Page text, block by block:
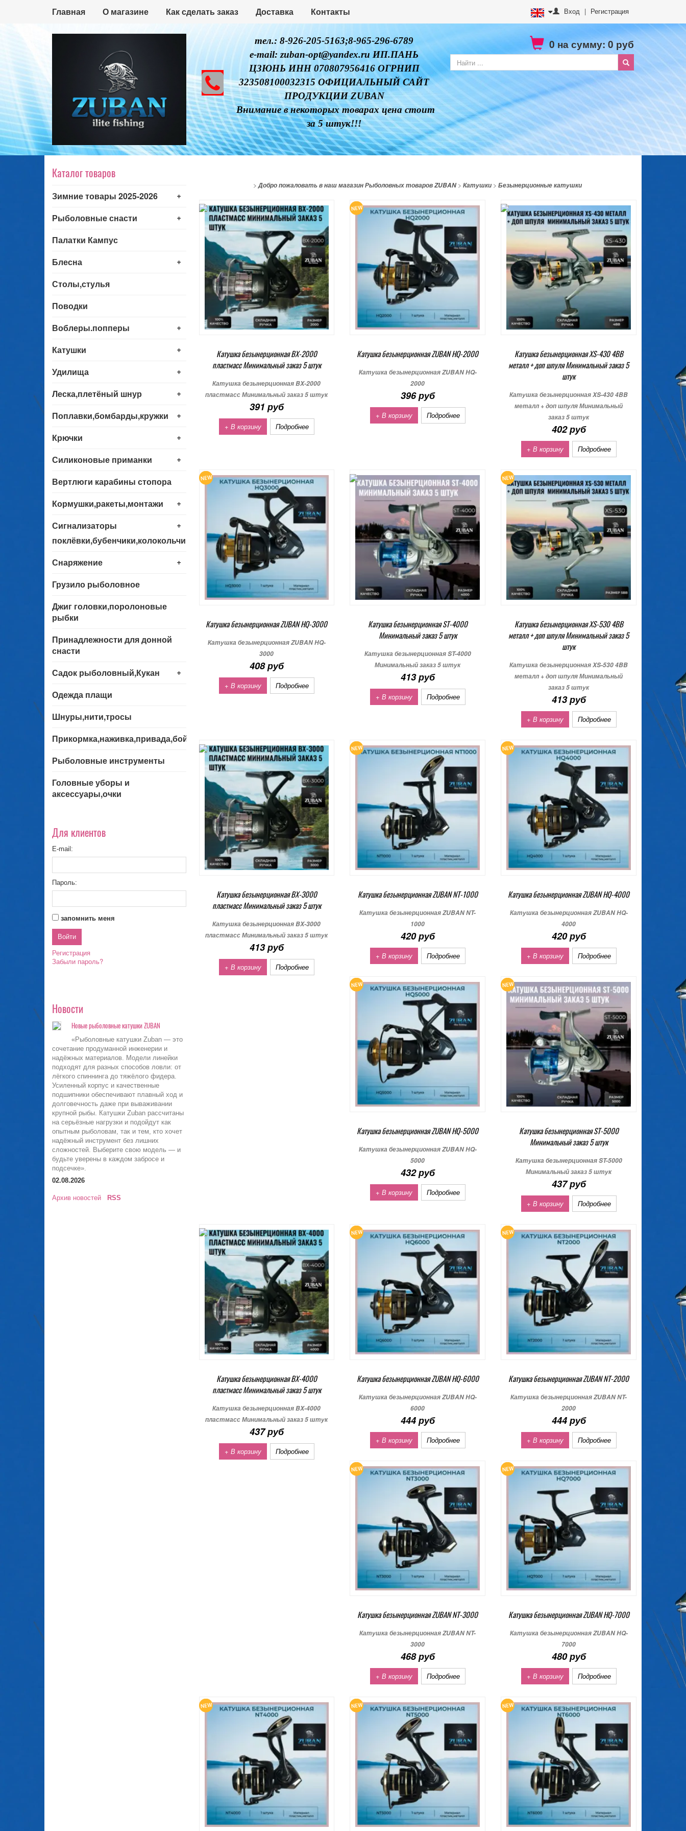
Вход | Регистрация
Главная О магазине Как сделать заказ Доставка Контакты
тел.: 8-926-205-5163;8-965-296-6789
e-mail: zuban-opt@yandex.ru ИП.ПАНЬ
ЦЗЮНЬ ИНН 070807956416 ОГРНИП
323508100032315 ОФИЦИАЛЬНЫЙ САЙТ
ПРОДУКЦИИ ZUBAN
Внимание в некоторых товарах цена стоит
за 5 штук!!!
0на сумму: 0 руб
Каталог товаров
+
Зимние товары 2025-2026
+
Рыболовные снасти
Палатки Кампус
+
Блесна
Столы,стулья
Поводки
+
Воблеры.попперы
+
Катушки
+
Удилища
+
Леска,плетёный шнур
+
Поплавки,бомбарды,кружки
+
Крючки
+
Силиконовые приманки
Вертлюги карабины стопора
+
Кормушки,ракеты,монтажи
+
Сигнализаторы
поклёвки,бубенчики,колокольчики
+
Снаряжение
Грузило рыболовное
Джиг головки,поролоновые
рыбки
Принадлежности для донной
снасти
+
Садок рыболовный,Кукан
Одежда плащи
Шнуры,нити,тросы
Прикормка,наживка,привада,бойла
Рыболовные инструменты
Головные уборы и
аксессуары,очки
Для клиентов
E-mail:
Пароль:
запомнить меня
Регистрация
Забыли пароль?
Новости
Новые рыболовные катушки ZUBAN
«Рыболовные катушки Zuban — это
сочетание продуманной инженерии и
надёжных материалов. Модели линейки
подходят для разных способов ловли: от
лёгкого спиннинга до тяжёлого фидера.
Усиленный корпус и качественные
подшипники обеспечивают плавный ход и
долговечность даже при вываживании
крупной рыбы. Катушки Zuban рассчитаны
на серьёзные нагрузки и подойдут как
опытным рыболовам, так и тем, кто хочет
надёжный инструмент без лишних
сложностей. Выберите свою модель — и
будьте уверены в каждом забросе и
подсечке».
02.08.2026
Архив новостей RSS
>Добро пожаловать в наш магазин Рыболовных товаров ZUBAN>Катушки >Безынерционные катушки
Катушка безынерционная BX-2000
пластмасс Минимальный заказ 5 штук
Катушка безынерционная BX-2000
пластмасс Минимальный заказ 5 штук
391 руб
+ В корзину Подробнее
Катушка безынерционная ZUBAN HQ-2000
Катушка безынерционная ZUBAN HQ-
2000
396 руб
+ В корзину Подробнее
Катушка безынерционная XS-430 4BB
металл + доп шпуля Минимальный заказ 5
штук
Катушка безынерционная XS-430 4BB
металл + доп шпуля Минимальный
заказ 5 штук
402 руб
+ В корзину Подробнее
Катушка безынерционная ZUBAN HQ-3000
Катушка безынерционная ZUBAN HQ-
3000
408 руб
+ В корзину Подробнее
Катушка безынерционная ST-4000
Минимальный заказ 5 штук
Катушка безынерционная ST-4000
Минимальный заказ 5 штук
413 руб
+ В корзину Подробнее
Катушка безынерционная XS-530 4BB
металл + доп шпуля Минимальный заказ 5
штук
Катушка безынерционная XS-530 4BB
металл + доп шпуля Минимальный
заказ 5 штук
413 руб
+ В корзину Подробнее
Катушка безынерционная BX-3000
пластмасс Минимальный заказ 5 штук
Катушка безынерционная BX-3000
пластмасс Минимальный заказ 5 штук
413 руб
+ В корзину Подробнее
Катушка безынерционная ZUBAN NT-1000
Катушка безынерционная ZUBAN NT-
1000
420 руб
+ В корзину Подробнее
Катушка безынерционная ZUBAN HQ-4000
Катушка безынерционная ZUBAN HQ-
4000
420 руб
+ В корзину Подробнее
Катушка безынерционная ZUBAN HQ-5000
Катушка безынерционная ZUBAN HQ-
5000
432 руб
+ В корзину Подробнее
Катушка безынерционная ST-5000
Минимальный заказ 5 штук
Катушка безынерционная ST-5000
Минимальный заказ 5 штук
437 руб
+ В корзину Подробнее
Катушка безынерционная BX-4000
пластмасс Минимальный заказ 5 штук
Катушка безынерционная BX-4000
пластмасс Минимальный заказ 5 штук
437 руб
+ В корзину Подробнее
Катушка безынерционная ZUBAN HQ-6000
Катушка безынерционная ZUBAN HQ-
6000
444 руб
+ В корзину Подробнее
Катушка безынерционная ZUBAN NT-2000
Катушка безынерционная ZUBAN NT-
2000
444 руб
+ В корзину Подробнее
Катушка безынерционная ZUBAN NT-3000
Катушка безынерционная ZUBAN NT-
3000
468 руб
+ В корзину Подробнее
Катушка безынерционная ZUBAN HQ-7000
Катушка безынерционная ZUBAN HQ-
7000
480 руб
+ В корзину Подробнее